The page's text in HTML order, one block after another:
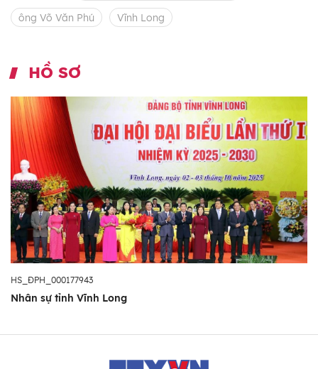
ông Võ Văn Phú Vĩnh Long
HỒ SƠ
HS_ĐPH_000177943
Nhân sự tỉnh Vĩnh Long